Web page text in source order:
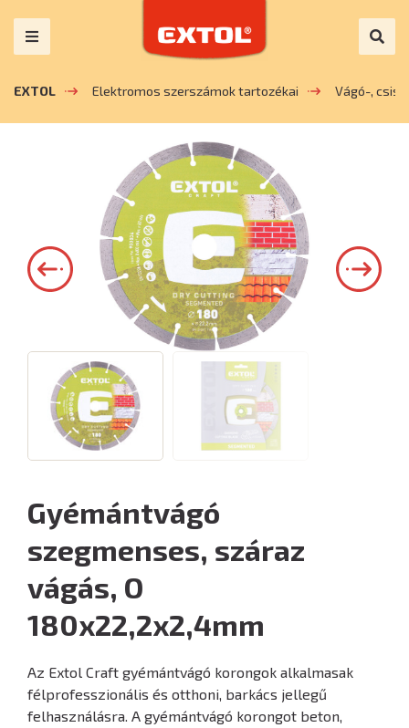
EXTOL Elektromos szerszámok tartozékai Vágó-,
Gyémántvágó
szegmenses, száraz
vágás, O
180x22,2x2,4mm
Az Extol Craft gyémántvágó korongok alkalmasak
félprofesszionális és otthoni, barkács jellegű
felhasználásra. A gyémántvágó korongot beton,